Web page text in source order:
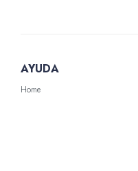
AYUDA
Home